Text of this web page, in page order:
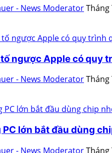
- News ModeratorTháng
ngược Apple có quy
- News ModeratorTháng
PC lớn bắt đầu dùng
- News ModeratorTháng